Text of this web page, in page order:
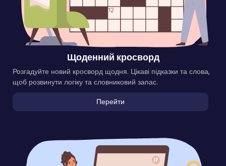
Щоденний кросворд
Розгадуйте новий кросворд щодня. Цікаві підказки та слова,
щоб розвинути логіку та словниковий запас.
Перейти